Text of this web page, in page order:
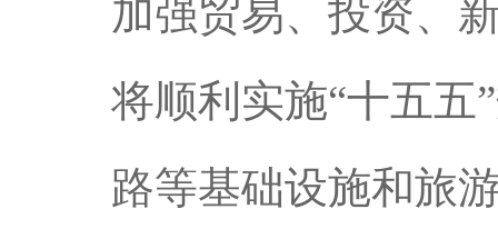
加强贸易、投资、
将顺利实施“十五五
路等基础设施和旅